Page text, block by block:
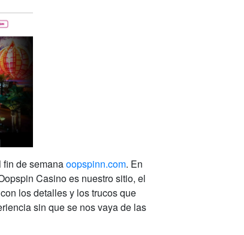
de semanaoopspinn.com. En
Casino es nuestro sitio, el
los detalles y los trucos que
sin que se nos vaya de las